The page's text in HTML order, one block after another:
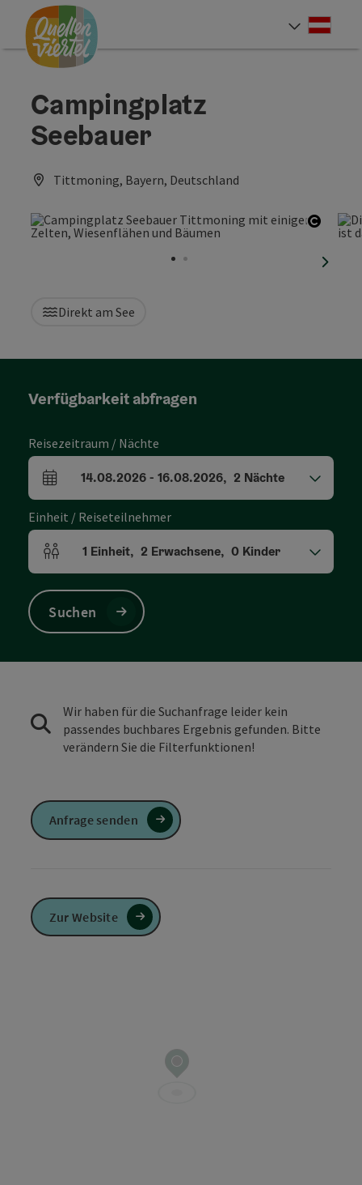
Zum Inhalt
Zur Navigation
Zum Seitenanfang
Campingplatz
Seebauer
Tittmoning, Bayern, Deutschland
Direkt am See
Verfügbarkeit abfragen
Reisezeitraum / Nächte
An- und Abreisefelder
14.08.2026- 16.08.2026, 2 Nächte
Einheit / Reiseteilnehmer
Einheitenanzahl und Personenfelder
1 Einheit, 2 Erwachsene, 0 Kinder
Suchen
Wir haben für die Suchanfrage leider kein
passendes buchbares Ergebnis gefunden. Bitte
verändern Sie die Filterfunktionen!
Anfrage senden
Zur Website